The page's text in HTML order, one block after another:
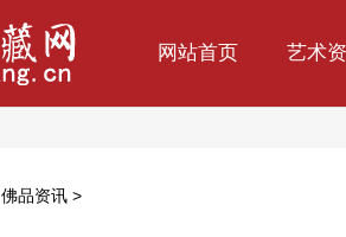
网站首页 艺术
佛品资讯 >